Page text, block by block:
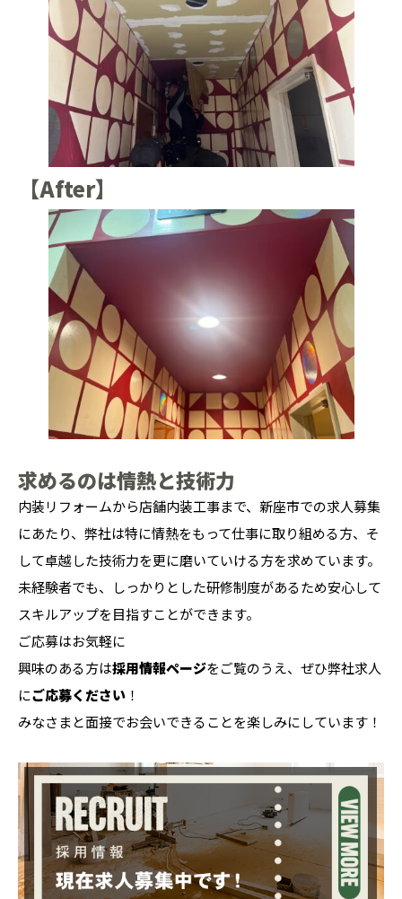
【After】
求めるのは情熱と技術力
内装リフォームから店舗内装工事まで、新座市での求人募集
にあたり、弊社は特に情熱をもって仕事に取り組める方、そ
して卓越した技術力を更に磨いていける方を求めています。
未経験者でも、しっかりとした研修制度があるため安心して
スキルアップを目指すことができます。
ご応募はお気軽に
興味のある方は採用情報ページをご覧のうえ、ぜひ弊社求人
にご応募ください ！
みなさまと面接でお会いできることを楽しみにしています！